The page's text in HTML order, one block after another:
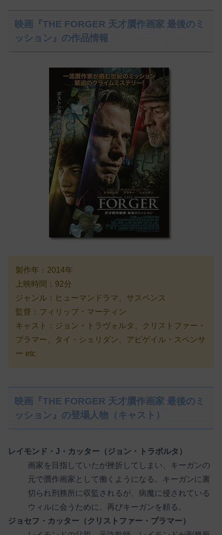
映画『THE FORGER 天才贋作画家 最後のミ
ッション』の作品情報
製作年：2014年
上映時間：92分
ジャンル：ヒューマンドラマ、サスペンス
監督：フィリップ・マーティン
キャスト：ジョン・トラヴォルタ、クリストファー・
プラマー、タイ・シェリダン、アビゲイル・スペンサ
ー etc
映画『THE FORGER 天才贋作画家 最後のミ
ッション』の登場人物（キャスト）
レイモンド・J・カッター（ジョン・トラボルタ）
画家を目指していたが挫折してしまい、キーガンの
元で贋作画家として働くようになる。キーガンに裏
切られ刑務所に収監されるが、病魔に侵されている
ウィルに会うために、再びキーガンを頼る。
ジョセフ・カッター（クリストファー・プラマー）